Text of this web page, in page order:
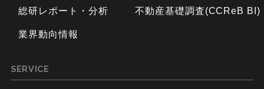
総研レポート・分析
業界動向情報
不動産基礎調査(CCReB BI)
SERVICE